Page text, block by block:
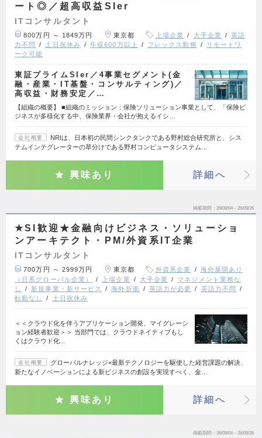
ート◎／超高収益SIer
ITコンサルタント
800万円 ～ 1849万円 東京都 上場企業 大手企業
英語
力不問
土日祝休み 年収600万以上 フレックス勤務
リモートワ
ーク可能
東証プライムSIer／4事業セグメント(金
融・産業・IT基盤・コンサルティング)／
高収益・財務安定／…
【組織の概要】 ■組織のミッション：保険ソリューション事業として、「保険ビ
ジネスが多様化する中、保険業界・会社が抱えるイシ…
会社概要
NRIは、日本初の民間シンクタンクである野村総合研究所と、シス
テムインテグレーターの草分けである野村コンピュータシステム…
興味あり 詳細へ
掲載期間 26/08/04～26/09/26
★SI歓迎★金融向けビジネス・ソリューショ
ンアーキテクト・PM/外資系IT企業
ITコンサルタント
700万円 ～ 2999万円 東京都 外資系企業
海外展開あり
（日系グローバル企業）
上場企業 大手企業
マネジメント業務な
し
新規事業・新サービス 海外折衝 英語力が必要
英語力不問
転勤なし
土日祝休み
＜＜クラウド化を伴うアプリケーション開発、マイグレーシ
ョン経験者歓迎＞＞ 当部門では、クラウドネイティブもし
くはクラウド化…
会社概要
グローバルナレッジ×最新テクノロジーを駆使した経営課題の解決、
新たなイノベーションによる新ビジネスの創設を実現すべく、金…
興味あり 詳細へ
掲載期間 26/08/04～26/09/26